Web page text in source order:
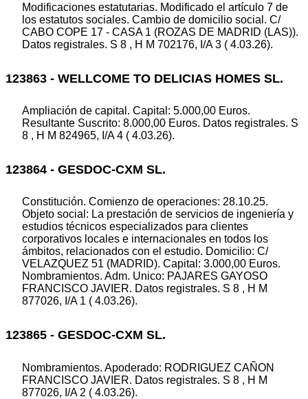
Modificaciones estatutarias. Modificado el artículo 7 de
los estatutos sociales. Cambio de domicilio social. C/
CABO COPE 17 - CASA 1 (ROZAS DE MADRID (LAS)).
Datos registrales. S 8 , H M 702176, I/A 3 ( 4.03.26).
123863 - WELLCOME TO DELICIAS HOMES SL.
Ampliación de capital. Capital: 5.000,00 Euros.
Resultante Suscrito: 8.000,00 Euros. Datos registrales. S
8 , H M 824965, I/A 4 ( 4.03.26).
123864 - GESDOC-CXM SL.
Constitución. Comienzo de operaciones: 28.10.25.
Objeto social: La prestación de servicios de ingeniería y
estudios técnicos especializados para clientes
corporativos locales e internacionales en todos los
ámbitos, relacionados con el estudio. Domicilio: C/
VELAZQUEZ 51 (MADRID). Capital: 3.000,00 Euros.
Nombramientos. Adm. Unico: PAJARES GAYOSO
FRANCISCO JAVIER. Datos registrales. S 8 , H M
877026, I/A 1 ( 4.03.26).
123865 - GESDOC-CXM SL.
Nombramientos. Apoderado: RODRIGUEZ CAÑON
FRANCISCO JAVIER. Datos registrales. S 8 , H M
877026, I/A 2 ( 4.03.26).